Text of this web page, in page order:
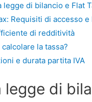
legge di bilancio e Flat
Requisiti di accesso e
di redditività
calcolare la tassa?
e durata partita IVA
legge di